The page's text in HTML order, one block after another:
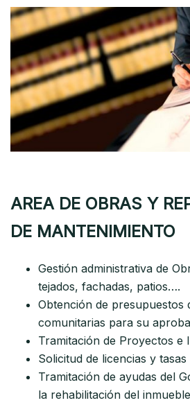
AREA DE OBRAS Y
DE MANTENIMIENTO
Gestión administrativa de
tejados, fachadas, patios….
Obtención de presupuestos
comunitarias para su
Tramitación de Proyectos e
Solicitud de licencias y tasas
Tramitación de ayudas del
la rehabilitación del